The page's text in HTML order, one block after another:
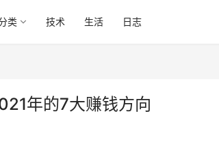
类 技术 生活 日志
年的7大赚钱方向